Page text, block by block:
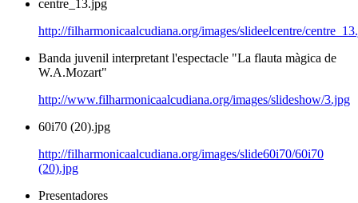
centre_13.jpg
http://filharmonicaalcudiana.org/images/slideelcentre/
Banda juvenil interpretant l'espectacle "La flauta màgica de
W.A.Mozart"
http://www.filharmonicaalcudiana.org/images/slideshow/3.jpg
60i70 (20).jpg
http://filharmonicaalcudiana.org/images/slide60i70/60i70
(20).jpg
Presentadores